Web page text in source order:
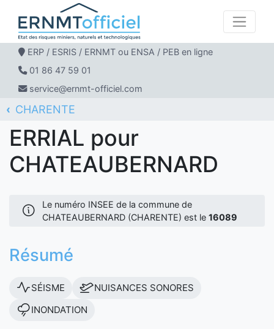
ERP / ESRIS / ERNMT ou ENSA / PEB en ligne
01 86 47 59 01
service@ernmt-officiel.com
ERNMT Officiel
ERRIAL
CHARENTE
CHATEAUBERNARD
ERRIAL pour
CHATEAUBERNARD
Le numéro INSEE de la commune de
CHATEAUBERNARD (CHARENTE) est le 16089
Résumé
SÉISME
NUISANCES SONORES
INONDATION